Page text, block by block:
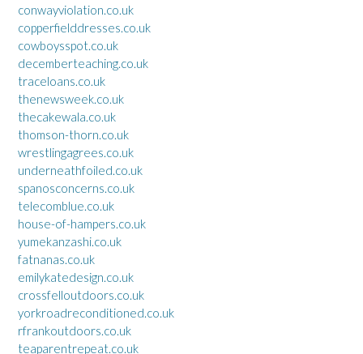
conwayviolation.co.uk
copperfielddresses.co.uk
cowboysspot.co.uk
decemberteaching.co.uk
traceloans.co.uk
thenewsweek.co.uk
thecakewala.co.uk
thomson-thorn.co.uk
wrestlingagrees.co.uk
underneathfoiled.co.uk
spanosconcerns.co.uk
telecomblue.co.uk
house-of-hampers.co.uk
yumekanzashi.co.uk
fatnanas.co.uk
emilykatedesign.co.uk
crossfelloutdoors.co.uk
yorkroadreconditioned.co.uk
rfrankoutdoors.co.uk
teaparentrepeat.co.uk